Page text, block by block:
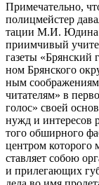
Примечательно,
полицмейстер
тации М.И. Юдина
приимчивый
газеты «Брянский
ном Брянского
ным
читателям» в
голос» своей
нужд и интересов
того обширного
центром которого
ставляет собою
и прилегающих